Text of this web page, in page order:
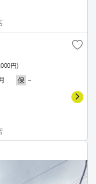
円)
保 －